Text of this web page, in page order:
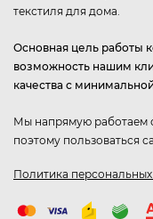
текстиля для дома.
Основная цель работы
возможность нашим
качества с
Мы напрямую работаем
поэтому пользоваться
Политика